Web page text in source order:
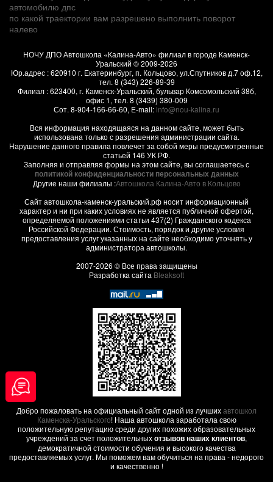
автомобилю дпс
по какой траектории вам разрешено выполнить поворот
налево
НОЧУ ДПО Автошкола «Калина-Авто» филиал в городе Каменск-
Уральский © 2009-2026
Юр.адрес :620910 г. Екатеринбург, п. Кольцово, ул.Спутников д.7 оф.12,
тел. 8 (343) 226-89-39
Филиал :623400, г. Каменск-Уральский, бульвар Комсомольский 38б,
офис 1, тел. 8 (3439) 380-009
Сот. 8-904-166-66-60, E-mail:info@nou-kalina.ru
Вся информация находящаяся на данном сайте, может быть
использована только с разрешения администрации сайта.
Нарушение данного правила повлечет за собой меры предусмотренные
статьей 146 УК РФ.
Заполняя и отправляя формы на этом сайте, вы соглашаетесь с
политикой конфиденциальности персональных данных
Другие наши филиалы :Автошкола Калина-Авто в Кольцово
Сайт автошкола-каменск-уральский.рф носит информационный
характер и ни при каких условиях не является публичной офертой,
определяемой положениями статьи 437(2) Гражданского кодекса
Российской Федерации. Стоимость, порядок и другие условия
предоставления услуг указанных на сайте необходимо уточнять у
администратора автошколы.
2007-2026 © Все права защищены
Разработка сайта Bleaksoft
Добро пожаловать на официальный сайт одной из лучшихавтошкол
Каменска-Уральского! Наша автошкола заработала свою
положительную репутацию среди других похожих образовательных
учреждений за счет положительныхотзывов наших клиентов,
демократичной стоимости обучения и высокого качества
предоставляемых услуг. Мы поможем вам обучиться на права - недорого
и качественно !